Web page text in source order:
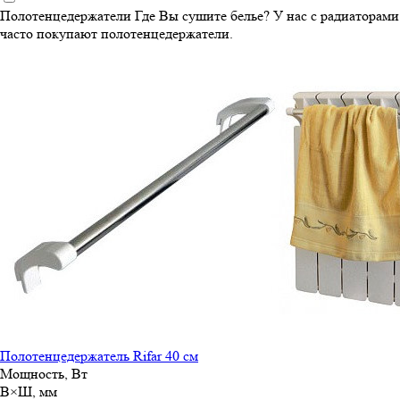
Полотенцедержатели Где Вы сушите белье? У нас с радиаторами
часто покупают полотенцедержатели.
Полотенцедержатель Rifar 40 см
Мощность, Вт
В×Ш, мм